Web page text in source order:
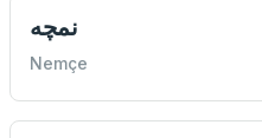
نمچه
Nemçe